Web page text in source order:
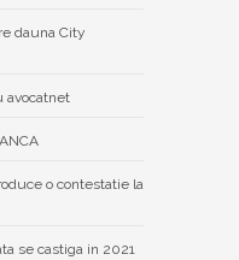
dauna City
avocatnet
o contestatie la
se castiga in 2021